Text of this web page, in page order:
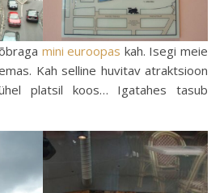
mini euroopas kah. Isegi meie
Kah selline huvitav atraktsioon
platsil koos… Igatahes tasub